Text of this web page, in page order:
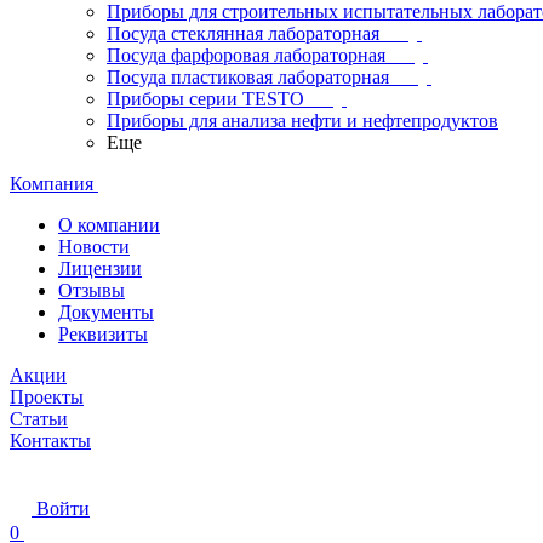
Приборы для строительных испытательных
Посуда стеклянная лабораторная
Посуда фарфоровая лабораторная
Посуда пластиковая лабораторная
Приборы серии TESTO
Приборы для анализа нефти и нефтепродуктов
Еще
Компания
О компании
Новости
Лицензии
Отзывы
Документы
Реквизиты
Акции
Проекты
Статьи
Контакты
Войти
0